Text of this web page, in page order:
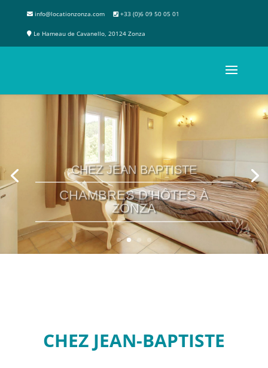
info@locationzonza.com +33 (0)6 09 50 05 01
Le Hameau de Cavanello, 20124 Zonza
CHEZ JEAN BAPTISTE
CHAMBRES D’HÔTES À
ZONZA
CHEZ JEAN-BAPTISTE